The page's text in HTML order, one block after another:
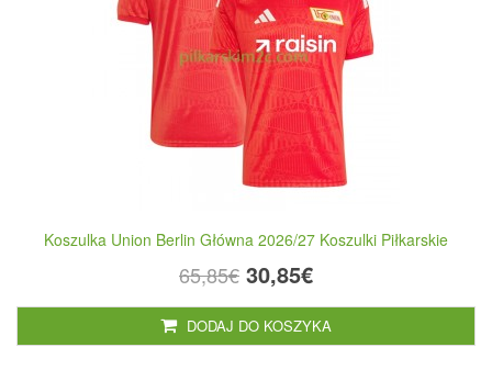
Koszulka Union Berlin Główna 2026/27 Koszulki Piłkarskie
65,85€ 30,85€
DODAJ DO KOSZYKA